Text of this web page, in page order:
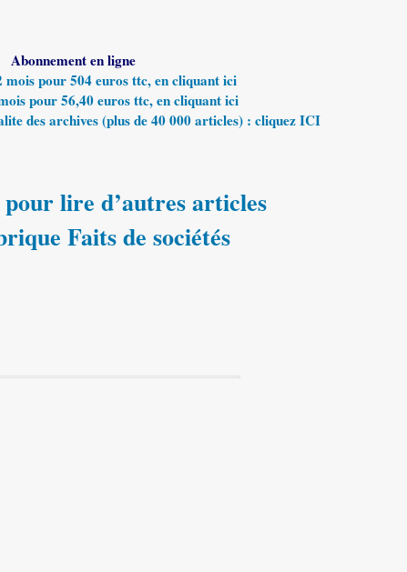
Abonnement en ligne
mois pour 504 euros ttc, en cliquant ici
pour 56,40 euros ttc, en cliquant ici
des archives (plus de 40 000 articles) : cliquez ICI
lire d’autres articles
Faits de sociétés